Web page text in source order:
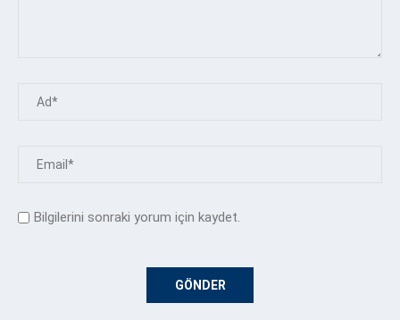
Bilgilerini sonraki yorum için kaydet.